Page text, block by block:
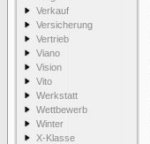
Verkauf
Versicherung
Vertrieb
Viano
Vision
Vito
Werkstatt
Wettbewerb
Winter
X-Klasse